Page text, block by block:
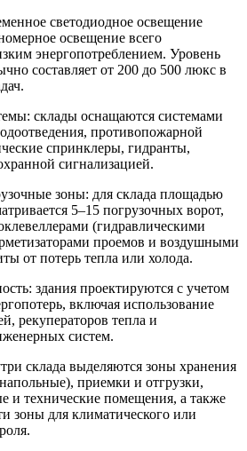
светодиодное освещение
освещение всего
энергопотреблением. Уровень
составляет от 200 до 500 люкс в
склады оснащаются системами
противопожарной
спринклеры, гидранты,
сигнализацией.
зоны: для склада площадью
5–15 погрузочных ворот,
(гидравлическими
проемов и воздушными
от потерь тепла или холода.
здания проектируются с учетом
включая использование
рекуператоров тепла и
систем.
склада выделяются зоны хранения
приемки и отгрузки,
и технические помещения, а также
зоны для климатического или